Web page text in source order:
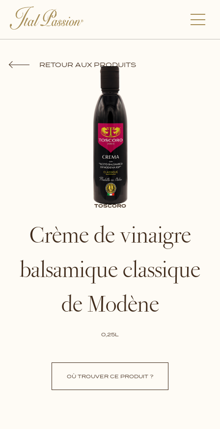
RETOUR AUX PRODUITS
TOSCORO
Crème de vinaigre
balsamique classique
de Modène
0,25L
OÙ TROUVER CE PRODUIT ?